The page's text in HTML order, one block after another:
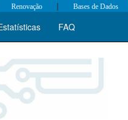
Renovação | Bases de Dados
FAQ